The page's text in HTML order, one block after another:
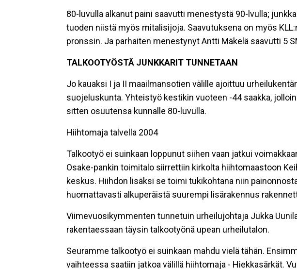
80-luvulla alkanut paini saavutti menestystä 90-lvulla;
tuoden niistä myös mitalisijoja. Saavutuksena on myös
pronssin. Ja parhaiten menestynyt Antti Mäkelä saavutti 5
TALKOOTYÖSTÄ JUNKKARIT TUNNETAAN
Jo kauaksi I ja II maailmansotien välille ajoittuu
suojeluskunta. Yhteistyö kestikin vuoteen -44 saakka,
sitten osuutensa kunnalle 80-luvulla.
Hiihtomaja talvella 2004
Talkootyö ei suinkaan loppunut siihen vaan jatkui
Osake-pankin toimitalo siirrettiin kirkolta hiihtomaastoon
keskus. Hiihdon lisäksi se toimi tukikohtana niin
huomattavasti alkuperäistä suurempi lisärakennus
Viimevuosikymmenten tunnetuin urheilujohtaja Jukka
rakentaessaan täysin talkootyönä upean urheilutalon.
Seuramme talkootyö ei suinkaan mahdu vielä tähän.
vaihteessa saatiin jatkoa välillä hiihtomaja - Hiekkasärkät.